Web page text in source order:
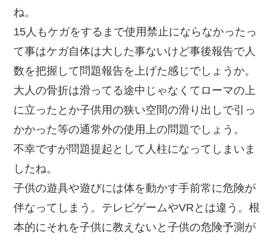
ね。
15人もケガをするまで使用禁止にならなかったっ
て事はケガ自体は大した事ないけど事後報告で人
数を把握して問題報告を上げた感じでしょうか。
大人の骨折は滑ってる途中じゃなくてローマの上
に立ったとか子供用の狭い空間の滑り出しで引っ
かかった等の通常外の使用上の問題でしょう。
不幸ですが問題提起として人柱になってしまいま
したね。
子供の遊具や遊びには体を動かす手前常に危険が
伴なってしまう。テレビゲームやVRとは違う。根
本的にそれを子供に教えないと子供の危険予測が